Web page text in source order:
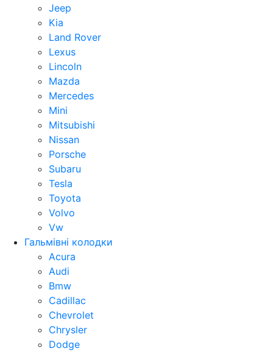
Jeep
Kia
Land Rover
Lexus
Lincoln
Mazda
Mercedes
Mini
Mitsubishi
Nissan
Porsche
Subaru
Tesla
Toyota
Volvo
Vw
Гальмівні колодки
Acura
Audi
Bmw
Cadillac
Chevrolet
Chrysler
Dodge